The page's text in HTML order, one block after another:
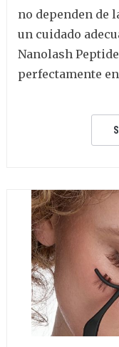
no dependen de
un cuidado
Nanolash
perfectamente